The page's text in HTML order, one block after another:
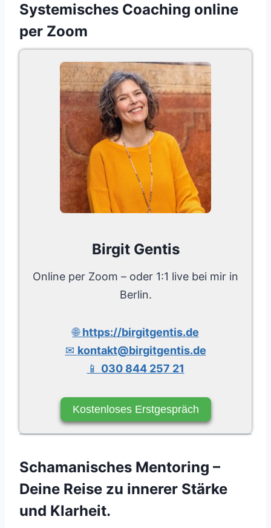
Systemisches Coaching online
per Zoom
Birgit Gentis
Online per Zoom – oder 1:1 live bei mir in
Berlin.
🌐https://birgitgentis.de
✉ kontakt@birgitgentis.de
📱 030 844 257 21
Kostenloses Erstgespräch
Schamanisches Mentoring –
Deine Reise zu innerer Stärke
und Klarheit.